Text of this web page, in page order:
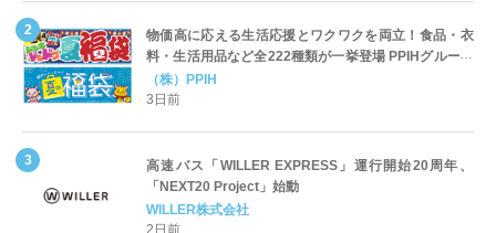
物価高に応える生活応援とワクワクを両立！食品・衣
料・生活用品など全222種類が一挙登場 PPIHグループ
「夏福袋」＆セール 8月6日(木)より順次スタート
（株）PPIH
3日前
高速バス「WILLER EXPRESS」運行開始20周年、
「NEXT20 Project」始動
WILLER株式会社
2日前